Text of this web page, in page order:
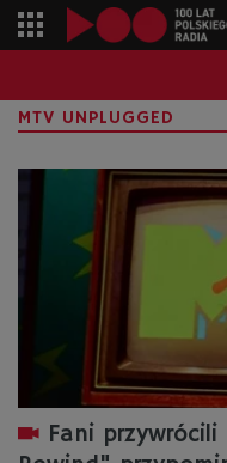
MTV UNPLUGGED
Fani przywrócili